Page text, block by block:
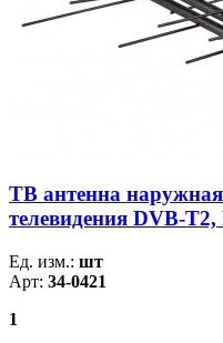
ТB антенна
телевидения DVB-
Ед. изм.: шт
Арт: 34-0421
1